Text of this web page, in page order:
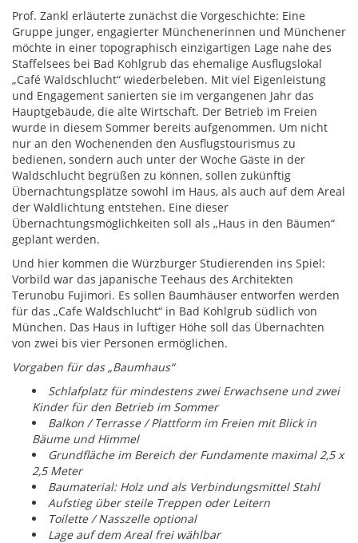
Prof. Zankl erläuterte zunächst die Vorgeschichte: Eine
Gruppe junger, engagierter Münchenerinnen und Münchener
möchte in einer topographisch einzigartigen Lage nahe des
Staffelsees bei Bad Kohlgrub das ehemalige Ausflugslokal
„Café Waldschlucht“ wiederbeleben. Mit viel Eigenleistung
und Engagement sanierten sie im vergangenen Jahr das
Hauptgebäude, die alte Wirtschaft. Der Betrieb im Freien
wurde in diesem Sommer bereits aufgenommen. Um nicht
nur an den Wochenenden den Ausflugstourismus zu
bedienen, sondern auch unter der Woche Gäste in der
Waldschlucht begrüßen zu können, sollen zukünftig
Übernachtungsplätze sowohl im Haus, als auch auf dem Areal
der Waldlichtung entstehen. Eine dieser
Übernachtungsmöglichkeiten soll als „Haus in den Bäumen“
geplant werden.
Und hier kommen die Würzburger Studierenden ins Spiel:
Vorbild war das japanische Teehaus des Architekten
Terunobu Fujimori. Es sollen Baumhäuser entworfen werden
für das „Cafe Waldschlucht“ in Bad Kohlgrub südlich von
München. Das Haus in luftiger Höhe soll das Übernachten
von zwei bis vier Personen ermöglichen.
Vorgaben für das „Baumhaus“
Schlafplatz für mindestens zwei Erwachsene und zwei
Kinder für den Betrieb im Sommer
Balkon / Terrasse / Plattform im Freien mit Blick in
Bäume und Himmel
Grundfläche im Bereich der Fundamente maximal 2,5 x
2,5 Meter
Baumaterial: Holz und als Verbindungsmittel Stahl
Aufstieg über steile Treppen oder Leitern
Toilette / Nasszelle optional
Lage auf dem Areal frei wählbar